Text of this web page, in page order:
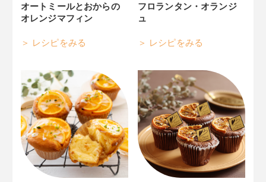
オートミールとおからの
オレンジマフィン
レシピをみる
フロランタン・オランジ
ュ
レシピをみる